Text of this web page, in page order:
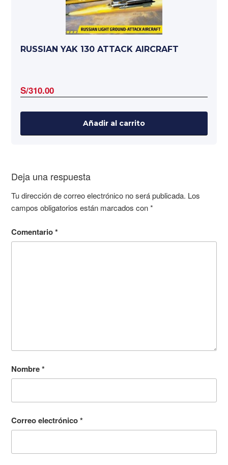
RUSSIAN YAK 130 ATTACK AIRCRAFT
S/310.00
Añadir al carrito
Deja una respuesta
Tu dirección de correo electrónico no será publicada. Los
campos obligatorios están marcados con*
Comentario*
Nombre*
Correo electrónico*